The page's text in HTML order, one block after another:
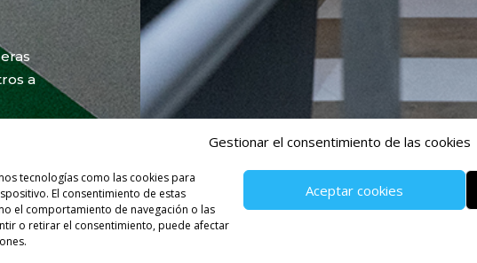
Gestionar el consentimiento de las cookies
tecnologías como las cookies para
El consentimiento de estas
el comportamiento de navegación o las
o retirar el consentimiento, puede afectar
Aceptar cookies
a
DE PRIVACIDAD POLÍTICA DE COOKIES